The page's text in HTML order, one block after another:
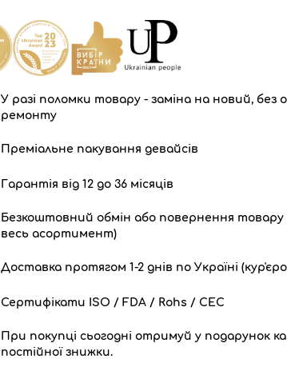
У разі поломки товару - заміна на новий, без
ремонту
Преміальне пакування девайсів
Гарантія від 12 до 36 місяців
Безкоштовний обмін або повернення товару
весь асортимент)
Доставка протягом 1-2 днів по Україні
Сертифікати ISO / FDA / Rohs / CEC
При покупці сьогодні отримуй у подарунок
постійної знижки.